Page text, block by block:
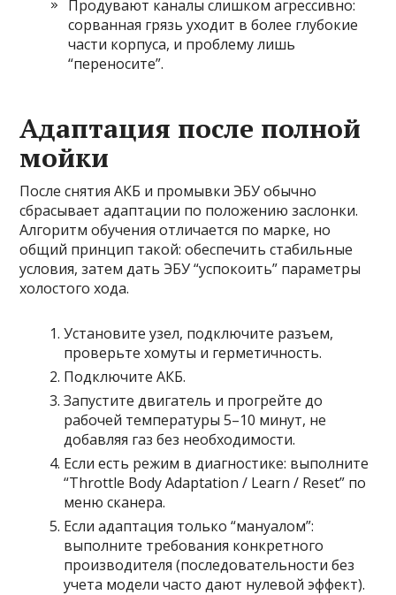
Продувают каналы слишком агрессивно:
сорванная грязь уходит в более глубокие
части корпуса, и проблему лишь
“переносите”.
Адаптация после полной
мойки
После снятия АКБ и промывки ЭБУ обычно
сбрасывает адаптации по положению заслонки.
Алгоритм обучения отличается по марке, но
общий принцип такой: обеспечить стабильные
условия, затем дать ЭБУ “успокоить” параметры
холостого хода.
Установите узел, подключите разъем,
проверьте хомуты и герметичность.
Подключите АКБ.
Запустите двигатель и прогрейте до
рабочей температуры 5–10 минут, не
добавляя газ без необходимости.
Если есть режим в диагностике: выполните
“Throttle Body Adaptation / Learn / Reset” по
меню сканера.
Если адаптация только “мануалом”:
выполните требования конкретного
производителя (последовательности без
учета модели часто дают нулевой эффект).